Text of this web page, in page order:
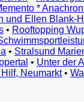
例
例
예
*
und Ellen Blank-
• Rooftopping
• Stralsund
• Unter der
Neumarkt•